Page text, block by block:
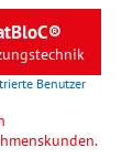
Benutzer